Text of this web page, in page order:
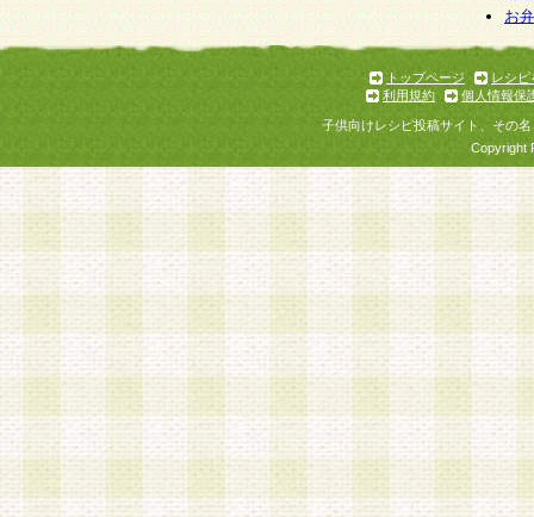
お
トップページ
レシピ
利用規約
個人情報保
子供向けレシピ投稿サイト、その
Copyright